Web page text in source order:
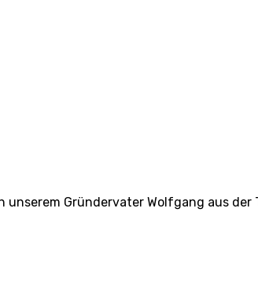
Gründervater Wolfgang aus